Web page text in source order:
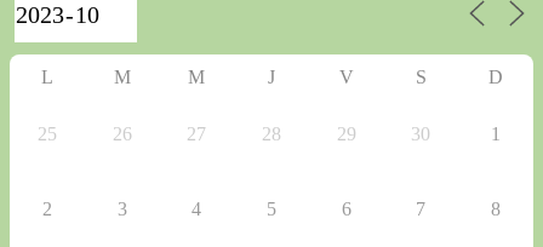
L M M J V S D
25 26 27 28 29 30 1
2 3 4 5 6 7 8